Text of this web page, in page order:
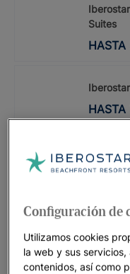
Suites
HASTA
HASTA
Iberostar
HASTA
RIVIERA
HASTA
Configuración de
Utilizamos cookies
la web y sus
contenidos, así como